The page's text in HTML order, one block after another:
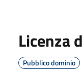
Licenza
Pubblico dominio